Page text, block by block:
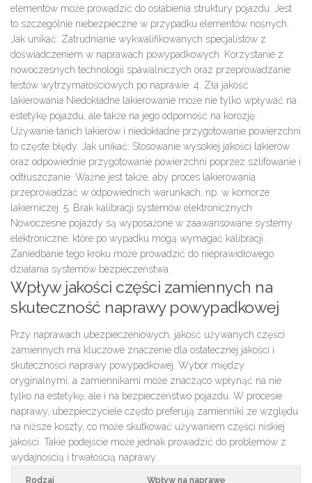
elementów może prowadzić do osłabienia struktury pojazdu. Jest
to szczególnie niebezpieczne w przypadku elementów nośnych.
Jak unikać: Zatrudnianie wykwalifikowanych specjalistów z
doświadczeniem w naprawach powypadkowych. Korzystanie z
nowoczesnych technologii spawalniczych oraz przeprowadzanie
testów wytrzymałościowych po naprawie. 4. Zła jakość
lakierowania Niedokładne lakierowanie może nie tylko wpływać na
estetykę pojazdu, ale także na jego odporność na korozję.
Używanie tanich lakierów i niedokładne przygotowanie powierzchni
to częste błędy. Jak unikać: Stosowanie wysokiej jakości lakierów
oraz odpowiednie przygotowanie powierzchni poprzez szlifowanie i
odtłuszczanie. Ważne jest także, aby proces lakierowania
przeprowadzać w odpowiednich warunkach, np. w komorze
lakierniczej. 5. Brak kalibracji systemów elektronicznych
Nowoczesne pojazdy są wyposażone w zaawansowane systemy
elektroniczne, które po wypadku mogą wymagać kalibracji.
Zaniedbanie tego kroku może prowadzić do nieprawidłowego
działania systemów bezpieczeństwa.
Wpływ jakości części zamiennych na
skuteczność naprawy powypadkowej
Przy naprawach ubezpieczeniowych, jakość używanych części
zamiennych ma kluczowe znaczenie dla ostatecznej jakości i
skuteczności naprawy powypadkowej. Wybór między
oryginalnymi, a zamiennikami może znacząco wpłynąć na nie
tylko na estetykę, ale i na bezpieczeństwo pojazdu. W procesie
naprawy, ubezpieczyciele często preferują zamienniki ze względu
na niższe koszty, co może skutkować używaniem części niskiej
jakości. Takie podejście może jednak prowadzić do problemów z
wydajnością i trwałością naprawy.
Rodzaj
Wpływ na naprawę